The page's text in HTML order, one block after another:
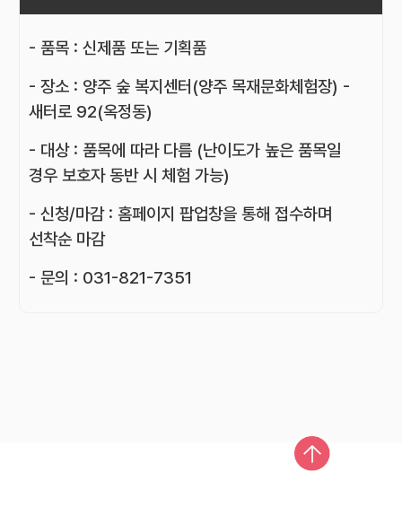
- 품목 : 신제품 또는 기획품
- 장소 : 양주 숲 복지센터(양주 목재문화체험장) -
새터로 92(옥정동)
- 대상 : 품목에 따라 다름 (난이도가 높은 품목일
경우 보호자 동반 시 체험 가능)
- 신청/마감 : 홈페이지 팝업창을 통해 접수하며
선착순 마감
- 문의 : 031-821-7351